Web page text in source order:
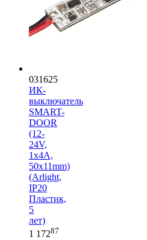
031625
ИК-
выключатель
SMART-
DOOR
(12-
24V,
1х4А,
50x11mm)
(Arlight,
IP20
Пластик,
5
лет)
1 17287